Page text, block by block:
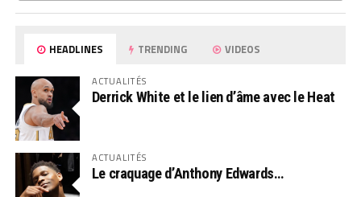
HEADLINES TRENDING VIDEOS
ACTUALITÉS
Derrick White et le lien d’âme avec le Heat
ACTUALITÉS
Le craquage d’Anthony Edwards…